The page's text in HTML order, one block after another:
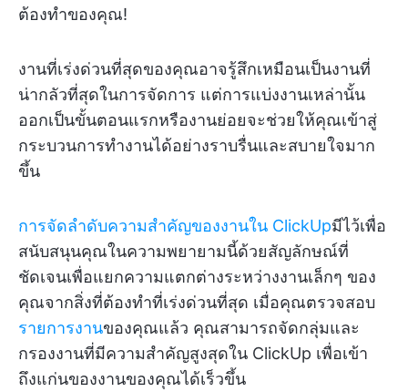
ต้องทำของคุณ!
งานที่เร่งด่วนที่สุดของคุณอาจรู้สึกเหมือนเป็นงานที่
น่ากลัวที่สุดในการจัดการ แต่การแบ่งงานเหล่านั้น
ออกเป็นขั้นตอนแรกหรืองานย่อยจะช่วยให้คุณเข้าสู่
กระบวนการทำงานได้อย่างราบรื่นและสบายใจมาก
ขึ้น
การจัดลำดับความสำคัญของงานใน ClickUpมีไว้เพื่อ
สนับสนุนคุณในความพยายามนี้ด้วยสัญลักษณ์ที่
ชัดเจนเพื่อแยกความแตกต่างระหว่างงานเล็กๆ ของ
คุณจากสิ่งที่ต้องทำที่เร่งด่วนที่สุด เมื่อคุณตรวจสอบ
รายการงานของคุณแล้ว คุณสามารถจัดกลุ่มและ
กรองงานที่มีความสำคัญสูงสุดใน ClickUp เพื่อเข้า
ถึงแก่นของงานของคุณได้เร็วขึ้น